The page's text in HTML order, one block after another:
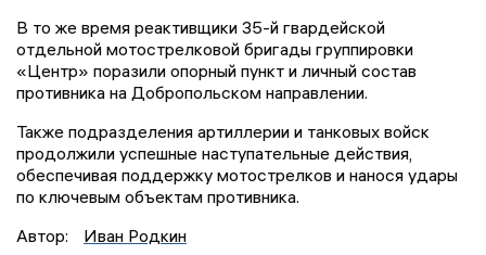
В то же время реактивщики 35-й гвардейской
отдельной мотострелковой бригады группировки
«Центр» поразили опорный пункт и личный состав
противника на Добропольском направлении.
Также подразделения артиллерии и танковых войск
продолжили успешные наступательные действия,
обеспечивая поддержку мотострелков и нанося удары
по ключевым объектам противника.
Автор:
Иван Родкин